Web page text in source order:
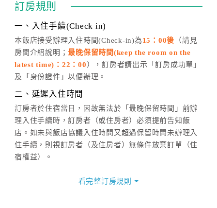
話方式異動訂單。
※非客服時間之申辦異動，皆為次日計算及辦理。
五、客服時間
週一至週日，上午9:00～晚上6:00
六、聯絡方式
(07)9682715 。
訂房規則
一、入住手續(Check in)
本飯店接受辦理入住時間(Check-in)為15：00後 （請見
房間介紹說明；最晚保留時間(keep the room on the
latest time)：22：00 ），訂房者請出示「訂房成功單」
及「身份證件」以便辦理。
二、延遲入住時間
訂房者於住宿當日，因故無法於「最晚保留時間」前辦
理入住手續時，訂房者（或住房者）必須提前告知飯
店。如未與飯店協議入住時間又超過保留時間未辦理入
住手續，則視訂房者（及住房者）無條件放棄訂單（住
宿權益）。
看完整訂房規則